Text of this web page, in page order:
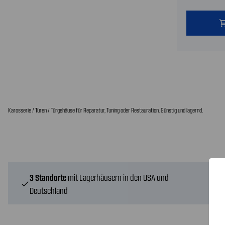
Karosserie / Türen / Türgehäuse für Reparatur, Tuning oder Restauration. Günstig und lagernd.
check
3 Standorte mit Lagerhäusern in den USA und
Deutschland